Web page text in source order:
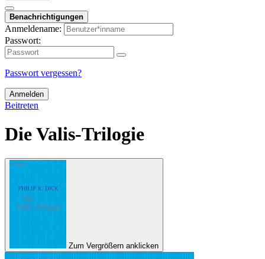
Benachrichtigungen
Anmeldename:
Passwort:
Passwort vergessen?
Anmelden
Beitreten
Die Valis-Trilogie
Zum Vergrößern anklicken